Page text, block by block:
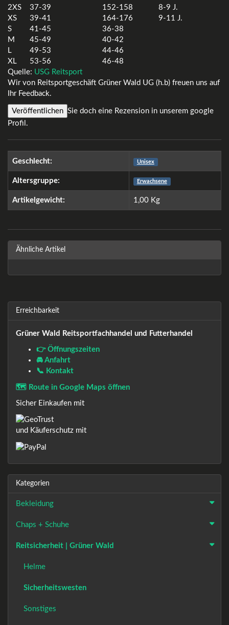
2XS
37-39 152-158
8-9 J.
XS
39-41 164-176
9-11 J.
S
41-45
36-38
M
45-49
40-42
L
49-53
44-46
XL
53-56
46-48
Quelle: USG Reitsport
Wir von Reitsportgeschäft Grüner Wald UG (h.b) freuen uns auf
Ihr Feedback.
Veröffentlichen Sie doch eine Rezension in unserem google
Profil.
Geschlecht: Unisex
Altersgruppe: Erwachsene
Artikelgewicht: 1,00 Kg
Ähnliche Artikel
Erreichbarkeit
Grüner Wald Reitsportfachhandel und Futterhandel
👉 Öffnungszeiten
🚘 Anfahrt
📞 Kontakt
🗺️ Route in Google Maps öffnen
Sicher Einkaufen mit
und Käuferschutz mit
Kategorien
Bekleidung
Chaps + Schuhe
Reitsicherheit | Grüner Wald
Helme
Sicherheitswesten
Sonstiges